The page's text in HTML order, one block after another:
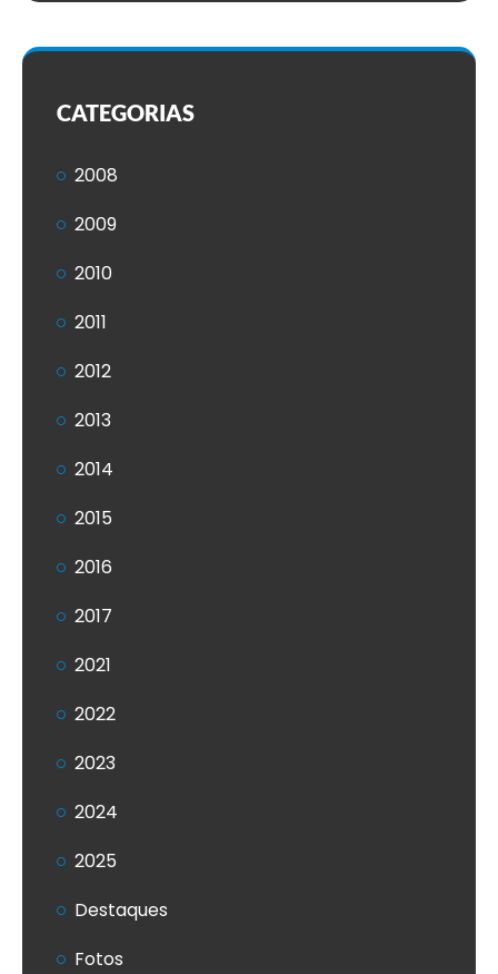
CATEGORIAS
2008
2009
2010
2011
2012
2013
2014
2015
2016
2017
2021
2022
2023
2024
2025
Destaques
Fotos